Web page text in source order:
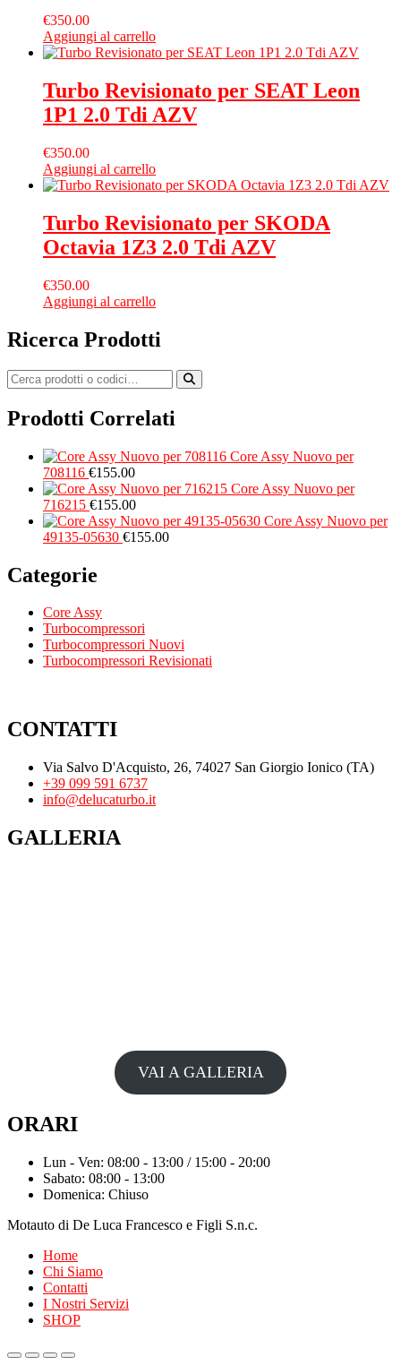
€350.00
Aggiungi al carrello
Turbo Revisionato per SEAT Leon
1P1 2.0 Tdi AZV
€350.00
Aggiungi al carrello
Turbo Revisionato per SKODA
Octavia 1Z3 2.0 Tdi AZV
€350.00
Aggiungi al carrello
Ricerca Prodotti
Prodotti Correlati
Core Assy Nuovo per
708116 €155.00
Core Assy Nuovo per
716215 €155.00
Core Assy Nuovo per
49135-05630 €155.00
Categorie
Core Assy
Turbocompressori
Turbocompressori Nuovi
Turbocompressori Revisionati
CONTATTI
Via Salvo D'Acquisto, 26, 74027 San Giorgio Ionico (TA)
+39 099 591 6737
info@delucaturbo.it
GALLERIA
VAI A GALLERIA
ORARI
Lun - Ven: 08:00 - 13:00 / 15:00 - 20:00
Sabato: 08:00 - 13:00
Domenica: Chiuso
Motauto di De Luca Francesco e Figli S.n.c.
Home
Chi Siamo
Contatti
I Nostri Servizi
SHOP